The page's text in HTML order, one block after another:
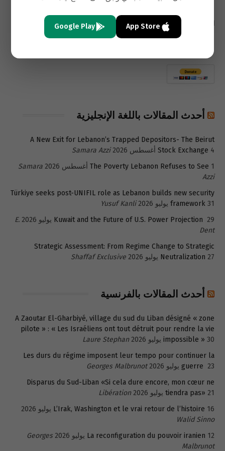
التعليقات مغلقة.
أحدث المقالات باللغة الإنجليزية
A New Exit for Lebanon’s Trapped Depositors- The Beirut
Stock Exchange 4 أغسطس 2026
Samara Azzi
The Poverty Lebanon Refuses to See 1 أغسطس 2026
Samara
Azzi
Türkiye seeks post-UNIFIL role as Lebanon builds new security
framework 31 يوليو 2026
Yusuf Kanli
Kuwait and the Future of U.S. Power Projection 29 يوليو 2026
E.
Dent
Strategic Assessment: From Regime Change to Strategic
Neutralization 27 يوليو 2026 Shaffaf Exclusive
أحدث المقالات بالفرنسية
A Zaoutar El-Gharbiyé, village du sud du Liban désigné « zone
pilote » : « Les Israéliens ont tout détruit pour rendre la vie
impossible » 30 يوليو 2026
Laure Stephan
Les durs du régime imposent leur tempo pour continuer la
guerre 23 يوليو 2026
Georges Malbrunot
Disparus du Sud-Liban «Si cela dure encore, mon cœur ne
tiendra pas» 21 يوليو 2026
Libération
L’Irak, Washington et le vrai retour de l’histoire 16 يوليو 2026
Walid Sinno
La reconfiguration du pouvoir iranien 12 يوليو 2026
Georges
Malbrunot
App Store
Google Play